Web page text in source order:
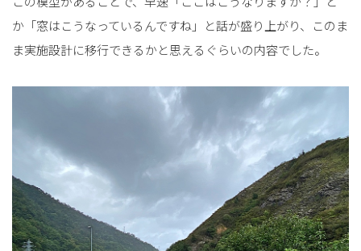
か「窓はこうなっているんですね」と話が盛り上がり、このま
ま実施設計に移行できるかと思えるぐらいの内容でした。